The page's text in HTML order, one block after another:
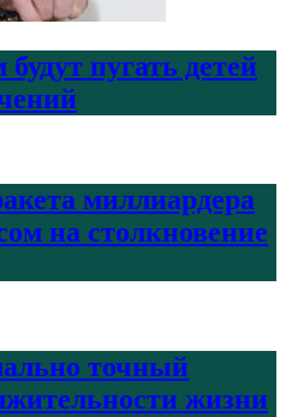
пугать детей
миллиардера
на столкновение
точный
жизни